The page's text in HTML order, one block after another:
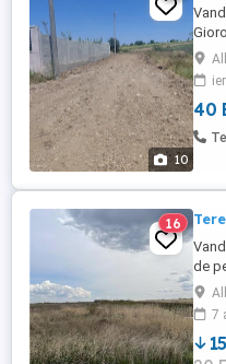
10
gaze
40
16
de
mp
889
si
7